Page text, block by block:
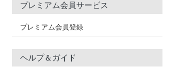
プレミアム会員サービス
プレミアム会員登録
ヘルプ＆ガイド